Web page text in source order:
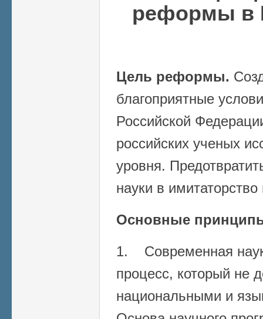
реформы в
Цель реформы.
благоприятные
Российской
российских ученых
уровня.
науки в
Основные
1. Современная
процесс, который не
национальными и